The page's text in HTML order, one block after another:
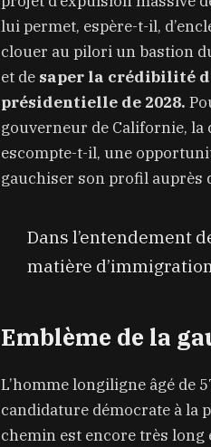
lui permet, espère-t-il,
clouer au pilori un bastion
et de saper la crédibilité
présidentielle de 2028.
gouverneur de Californie, la
escompte-t-il, une
gauchiser son profil auprès
Dans l’entendement
matière
Emblème de la
L’homme longiligne âgé de
candidature démocrate à la
chemin est encore très long